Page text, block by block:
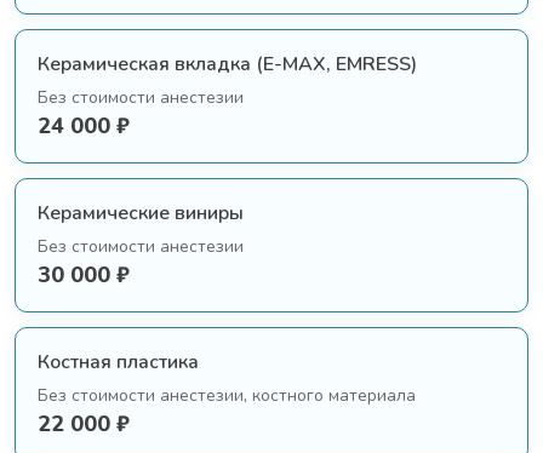
Керамическая вкладка (E-MAX, EMRESS)
Без стоимости анестезии
24 000 ₽
Керамические виниры
Без стоимости анестезии
30 000 ₽
Костная пластика
Без стоимости анестезии, костного материала
22 000 ₽